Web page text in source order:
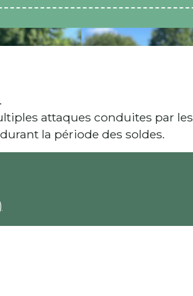
attaques conduites par les
la période des soldes.